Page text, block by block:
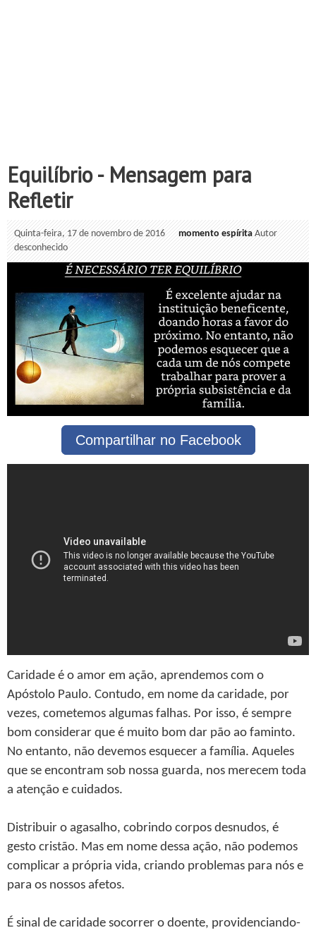
Equilíbrio - Mensagem para
Refletir
Quinta-feira, 17 de novembro de 2016 momento espírita Autor
desconhecido
Compartilhar no Facebook
Caridade é o amor em ação, aprendemos com o
Apóstolo Paulo. Contudo, em nome da caridade, por
vezes, cometemos algumas falhas. Por isso, é sempre
bom considerar que é muito bom dar pão ao faminto.
No entanto, não devemos esquecer a família. Aqueles
que se encontram sob nossa guarda, nos merecem toda
a atenção e cuidados.
Distribuir o agasalho, cobrindo corpos desnudos, é
gesto cristão. Mas em nome dessa ação, não podemos
complicar a própria vida, criando problemas para nós e
para os nossos afetos.
É sinal de caridade socorrer o doente, providenciando-